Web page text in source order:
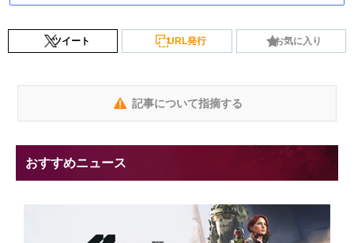
ツイート URL発行 お気に入り
記事について指摘する
おすすめニュース